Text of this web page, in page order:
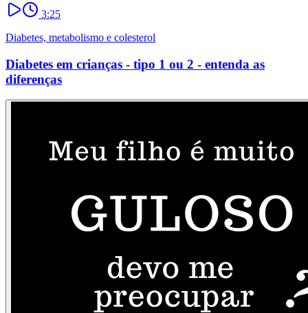
3:25
Diabetes, metabolismo e colesterol
Diabetes em crianças - tipo 1 ou 2 - entenda as
diferenças